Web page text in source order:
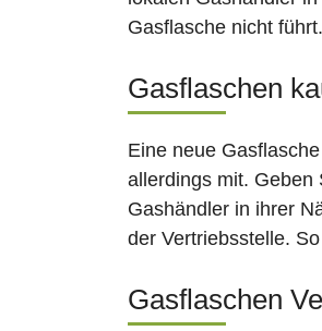
Gasflasche nicht führt.
Gasflaschen
Eine neue
allerdings mit. Geben
Gashändler in ihrer
der Vertriebsstelle.
Gasflaschen